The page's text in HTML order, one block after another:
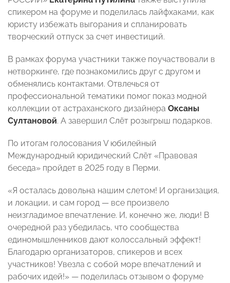
спикером на форуме и поделилась лайфхаками, как
юристу избежать выгорания и спланировать
творческий отпуск за счет инвестиций.
В рамках форума участники также поучаствовали в
нетворкинге, где познакомились друг с другом и
обменялись контактами. Отвлечься от
профессиональной тематики помог показ модной
коллекции от астраханского дизайнера Оксаны
Султановой. А завершил Слёт розыгрыш подарков.
По итогам голосования V юбилейный
Международный юридический Слёт «Правовая
беседа» пройдет в 2025 году в Перми.
«Я осталась довольна нашим слетом! И организация,
и локации, и сам город — все произвело
неизгладимое впечатление. И, конечно же, люди! В
очередной раз убедилась, что сообщества
единомышленников дают колоссальный эффект!
Благодарю организаторов, спикеров и всех
участников! Увезла с собой море впечатлений и
рабочих идей!» — поделилась отзывом о форуме